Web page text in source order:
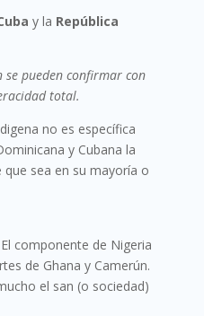
y la República
se pueden confirmar con
total.
no es específica
y Cubana la
sea en su mayoría o
componente de Nigeria
de Ghana y Camerún.
el san (o sociedad)